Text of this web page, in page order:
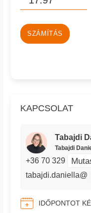
SZÁMÍTÁS
KAPCSOLAT
Tabajdi
Tabajdi
+36 70 329
tabajdi.daniella@
IDŐPONTOT